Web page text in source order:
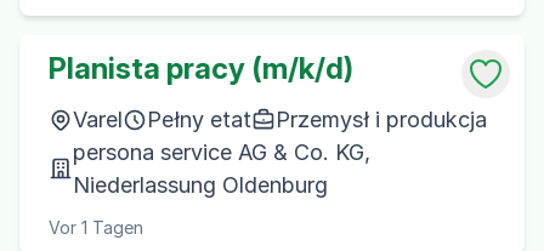
Planista pracy (m/k/d)
Varel Pełny etat
Przemysł i produkcja
persona service AG & Co. KG,
Niederlassung Oldenburg
Vor 1 Tagen